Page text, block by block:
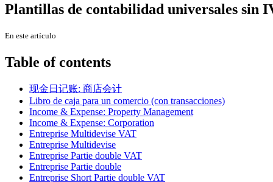
Plantillas de contabilidad universales sin
En este artículo
Table of contents
现金日记账: 商店会计
Libro de caja para un comercio (con transacciones)
Income & Expense: Property Management
Income & Expense: Corporation
Entreprise Multidevise VAT
Entreprise Multidevise
Entreprise Partie double VAT
Entreprise Partie double
Entreprise Short Partie double VAT